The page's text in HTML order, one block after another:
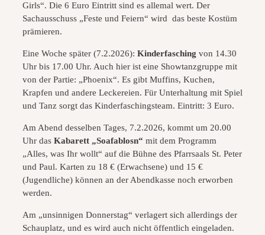
Girls“. Die 6 Euro Eintritt sind es allemal wert. Der
Sachausschuss „Feste und Feiern“ wird das beste Kostüm
prämieren.
Eine Woche später (7.2.2026): Kinderfasching von 14.30
Uhr bis 17.00 Uhr. Auch hier ist eine Showtanzgruppe mit
von der Partie: „Phoenix“. Es gibt Muffins, Kuchen,
Krapfen und andere Leckereien. Für Unterhaltung mit Spiel
und Tanz sorgt das Kinderfaschingsteam. Eintritt: 3 Euro.
Am Abend desselben Tages, 7.2.2026, kommt um 20.00
Uhr das Kabarett „Soafablosn“ mit dem Programm
„Alles, was Ihr wollt“ auf die Bühne des Pfarrsaals St. Peter
und Paul. Karten zu 18 € (Erwachsene) und 15 €
(Jugendliche) können an der Abendkasse noch erworben
werden.
Am „unsinnigen Donnerstag“ verlagert sich allerdings der
Schauplatz, und es wird auch nicht öffentlich eingeladen.